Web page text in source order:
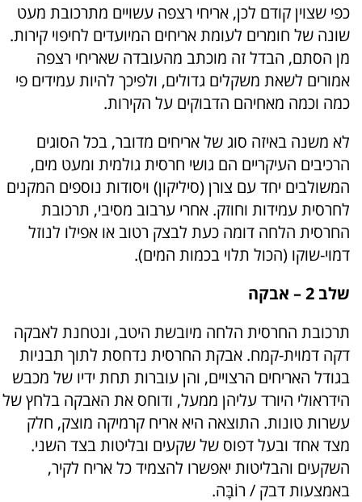
כפי שצוין קודם לכן, אריחי רצפה עשויים מתרכובת מעט
שונה של חומרים לעומת אריחים המיועדים לחיפוי קירות.
מן הסתם, הבדל זה מוכתב מהעובדה שאריחי רצפה
אמורים לשאת משקלים גדולים, ולפיכך להיות עמידים פי
כמה וכמה מאחיהם הדבוקים על הקירות.
לא משנה באיזה סוג של אריחים מדובר, בכל הסוגים
הרכיבים העיקריים הם גושי חרסית גולמית ומעט מים,
המשולבים יחד עם צורן (סיליקון) ויסודות נוספים המקנים
לחרסית עמידות וחוזק. אחרי ערבוב מסיבי, תרכובת
החרסית הלחה דומה כעת לבצק רטוב או אפילו לנוזל
דמוי-שוקו (הכול תלוי בכמות המים).
שלב 2 – אבקה
תרכובת החרסית הלחה מיובשת היטב, ונטחנת לאבקה
דקה דמוית-קמח. אבקת החרסית נדחסת לתוך תבניות
בגודל האריחים הרצויים, והן עוברות תחת ידיו של מכבש
הידראולי היורד עליהן ממעל, ודוחס את האבקה בלחץ של
עשרות טונות. התוצאה היא אריח קרמיקה מוצק, חלק
מצד אחד ובעל דפוס של שקעים ובליטות בצד השני.
השקעים והבליטות יאפשרו להצמיד כל אריח לקיר,
באמצעות דבק / רוֹבָּה.